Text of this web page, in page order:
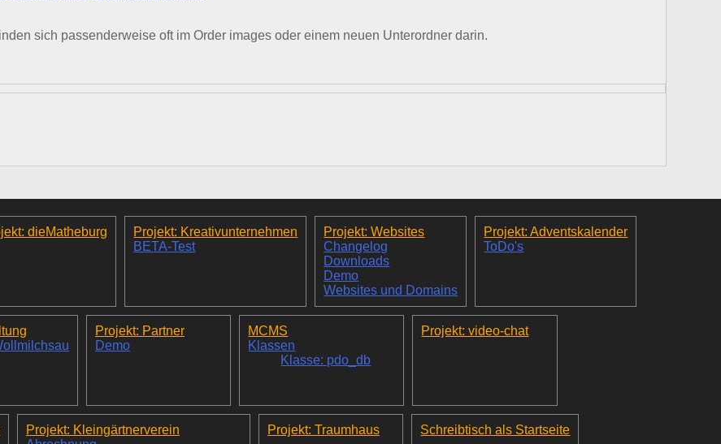
sich passenderweise oft im Order images oder einem neuen Unterordner darin.
dieMatheburg
Projekt: Kreativunternehmen
BETA-Test
Projekt: Websites
Changelog
Downloads
Demo
Websites und Domains
Projekt: Adventskalender
ToDo's
Projekt: Partner
Demo
MCMS
Klassen
Klasse: pdo_db
Projekt: video-chat
Projekt: Kleingärtnerverein
Projekt: Traumhaus Schreibtisch als Startseite